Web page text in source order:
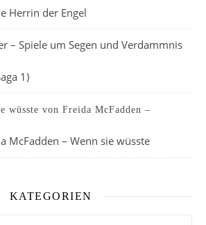
Herrin der Engel
– Spiele um Segen und Verdammnis
1)
wüsste von Freida McFadden –
McFadden – Wenn sie wüsste
KATEGORIEN